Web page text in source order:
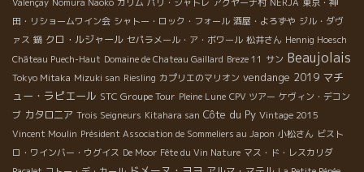
田・リショームワイン会 シャトー・ロック・フォール 酒屋・よろずや ジル・ダヴ
ァス 鍋 クロ・ルジャール セパラメール・ア・ボワール 松井さん Hennig Hoesch
Château Puech-Haut Domaine de Chateau Gaillard Breze 11 サン Beaujolais
Tokyo Mitaka Mizuki san Riesling カプリエのマリオン vendange 2019 マチ
ュー・ラピエール STC Groupe Tour Pleine Lune CPV ツアー ケヴィン・デコン
ブ カタロニア Trois Seigneurs Kitahara san Côte du Py Vintage 2015
Vincent Moulin Président Association de Sommeliers au Japon 小松さん ビスト
ロ・ワインバー・ウグイス De Moor Fête du Vin Nature マス・ド・レスカリダ